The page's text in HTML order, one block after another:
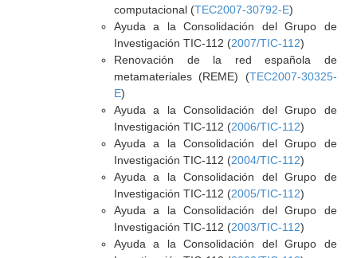
computacional (TEC2007-30792-E)
Ayuda a la Consolidación del Grupo de
Investigación TIC-112 (2007/TIC-112)
Renovación de la red española de
metamateriales (REME) (TEC2007-30325-
E)
Ayuda a la Consolidación del Grupo de
Investigación TIC-112 (2006/TIC-112)
Ayuda a la Consolidación del Grupo de
Investigación TIC-112 (2004/TIC-112)
Ayuda a la Consolidación del Grupo de
Investigación TIC-112 (2005/TIC-112)
Ayuda a la Consolidación del Grupo de
Investigación TIC-112 (2003/TIC-112)
Ayuda a la Consolidación del Grupo de